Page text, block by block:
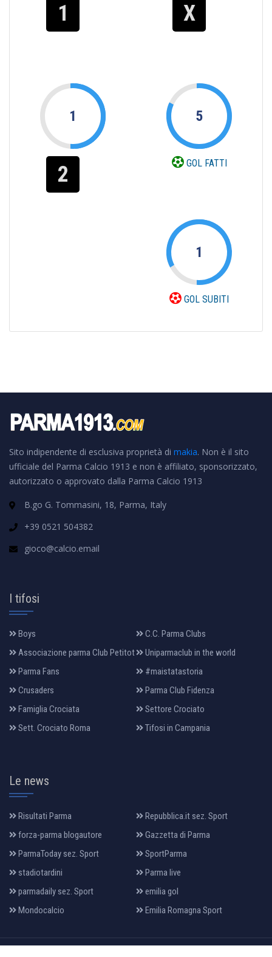
1 X
1
2
5
GOL FATTI
1
GOL SUBITI
Sito indipendente di esclusiva proprietà di makia. Non è il sito
ufficiale del Parma Calcio 1913 e non è affiliato, sponsorizzato,
autorizzato o approvato dalla Parma Calcio 1913
B.go G. Tommasini, 18, Parma, Italy
+39 0521 504382
gioco@calcio.email
I tifosi
Boys
C.C. Parma Clubs
Associazione parma Club Petitot
Uniparmaclub in the world
Parma Fans
#maistatastoria
Crusaders
Parma Club Fidenza
Famiglia Crociata
Settore Crociato
Sett. Crociato Roma
Tifosi in Campania
Le news
Risultati Parma
Repubblica.it sez. Sport
forza-parma blogautore
Gazzetta di Parma
ParmaToday sez. Sport
SportParma
stadiotardini
Parma live
parmadaily sez. Sport
emilia gol
Mondocalcio
Emilia Romagna Sport